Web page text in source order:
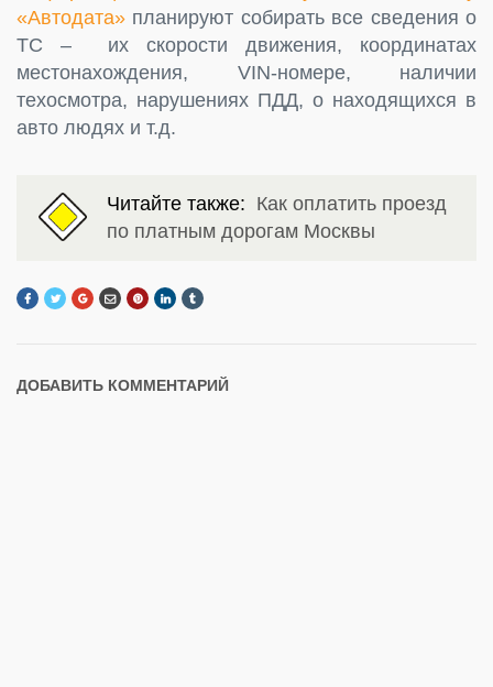
«Автодата» планируют собирать все сведения о
ТС – их скорости движения, координатах
местонахождения, VIN-номере, наличии
техосмотра, нарушениях ПДД, о находящихся в
авто людях и т.д.
Читайте также: Как оплатить проезд
по платным дорогам Москвы
ДОБАВИТЬ КОММЕНТАРИЙ